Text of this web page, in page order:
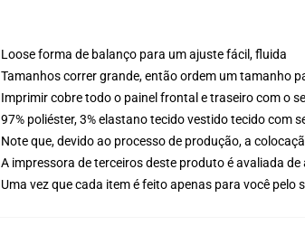
Loose forma de balanço para um ajuste fácil, fluida
Tamanhos correr grande, então ordem um tamanho
Imprimir cobre todo o painel frontal e traseiro com o
97% poliéster, 3% elastano tecido vestido tecido com
Note que, devido ao processo de produção, a
A impressora de terceiros deste produto é avaliada
Uma vez que cada item é feito apenas para você